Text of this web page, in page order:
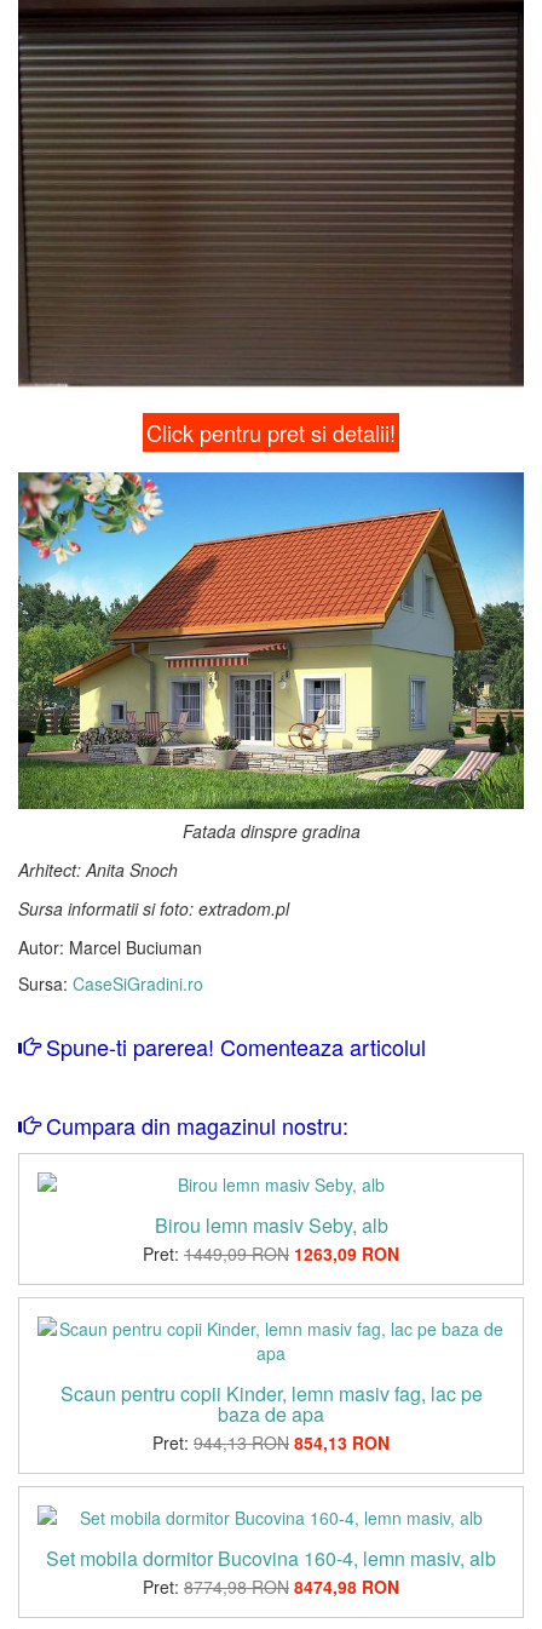
Click pentru pret si detalii!
Fatada dinspre gradina
Arhitect: Anita Snoch
Sursa informatii si foto: extradom.pl
Autor: Marcel Buciuman
Sursa: CaseSiGradini.ro
Spune-ti parerea! Comenteaza articolul
Cumpara din magazinul nostru:
Birou lemn masiv Seby, alb
Pret: 1449,09 RON 1263,09 RON
Scaun pentru copii Kinder, lemn masiv fag, lac pe
baza de apa
Pret: 944,13 RON 854,13 RON
Set mobila dormitor Bucovina 160-4, lemn masiv, alb
Pret: 8774,98 RON 8474,98 RON